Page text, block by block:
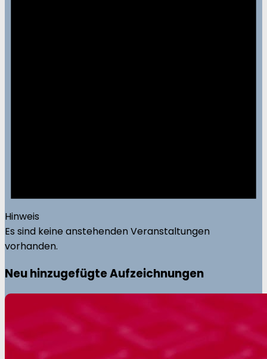
Hinweis
Es sind keine anstehenden Veranstaltungen
vorhanden.
Neu hinzugefügte Aufzeichnungen